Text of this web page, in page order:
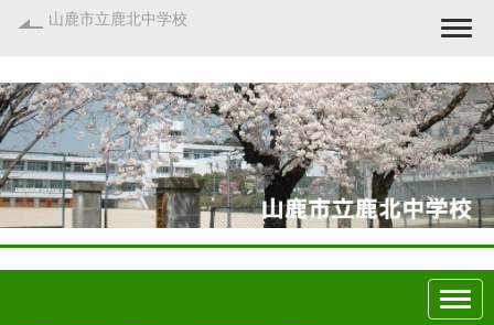
山鹿市立鹿北中学校